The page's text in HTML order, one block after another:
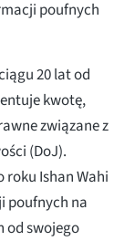
poufnych
20 lat od
kwotę,
związane z
(DoJ).
roku Ishan Wahi
poufnych na
od swojego